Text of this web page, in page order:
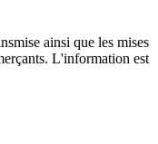
ainsi que les mises
L'information est